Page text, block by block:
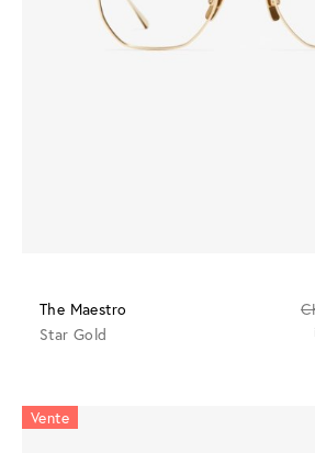
The Maestro
Star Gold
Vente